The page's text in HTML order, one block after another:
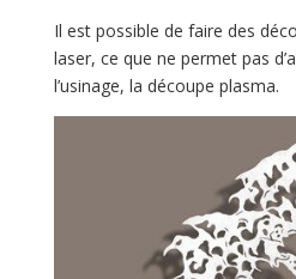
Il est possible de faire des
laser, ce que ne permet pas
l’usinage, la découpe plasma.